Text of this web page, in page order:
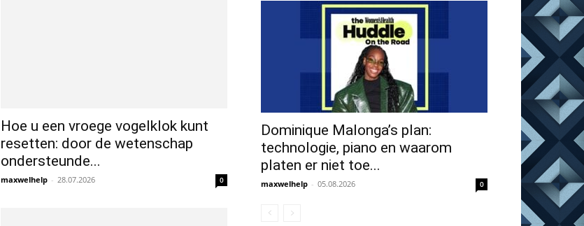
Hoe u een vroege vogelklok kunt
resetten: door de wetenschap
ondersteunde...
maxwelhelp - 28.07.2026 0
Dominique Malonga’s plan:
technologie, piano en waarom
platen er niet toe...
maxwelhelp - 05.08.2026 0